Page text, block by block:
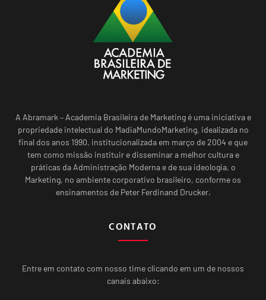
A Abramark – Academia Brasileira de Marketing é uma iniciativa e
propriedade intelectual do MadiaMundoMarketing, idealizada no
final dos anos 1990, institucionalizada em março de 2004 e que
tem como missão instituir e disseminar a melhor cultura e
práticas da Administração Moderna e de sua ideologia, o
Marketing, no ambiente corporativo brasileiro, conforme os
ensinamentos de Peter Ferdinand Drucker.
CONTATO
Entre em contato com nosso time clicando em um de nossos
canais abaixo: